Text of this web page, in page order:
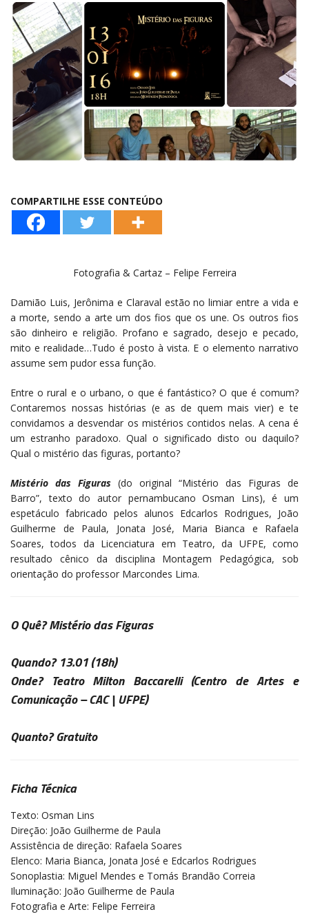
COMPARTILHE ESSE CONTEÚDO
Fotografia & Cartaz – Felipe Ferreira
Damião Luis, Jerônima e Claraval estão no limiar entre a vida e
a morte, sendo a arte um dos fios que os une. Os outros fios
são dinheiro e religião. Profano e sagrado, desejo e pecado,
mito e realidade…Tudo é posto à vista. E o elemento narrativo
assume sem pudor essa função.
Entre o rural e o urbano, o que é fantástico? O que é comum?
Contaremos nossas histórias (e as de quem mais vier) e te
convidamos a desvendar os mistérios contidos nelas. A cena é
um estranho paradoxo. Qual o significado disto ou daquilo?
Qual o mistério das figuras, portanto?
Mistério das Figuras (do original “Mistério das Figuras de
Barro”, texto do autor pernambucano Osman Lins), é um
espetáculo fabricado pelos alunos Edcarlos Rodrigues, João
Guilherme de Paula, Jonata José, Maria Bianca e Rafaela
Soares, todos da Licenciatura em Teatro, da UFPE, como
resultado cênico da disciplina Montagem Pedagógica, sob
orientação do professor Marcondes Lima.
O Quê?Mistério das Figuras
Quando?13.01 (18h)
Onde? Teatro Milton Baccarelli(Centro de Artes e
Comunicação – CAC | UFPE)
Quanto?Gratuito
Ficha Técnica
Texto: Osman Lins
Direção: João Guilherme de Paula
Assistência de direção: Rafaela Soares
Elenco: Maria Bianca, Jonata José e Edcarlos Rodrigues
Sonoplastia: Miguel Mendes e Tomás Brandão Correia
Iluminação: João Guilherme de Paula
Fotografia e Arte: Felipe Ferreira